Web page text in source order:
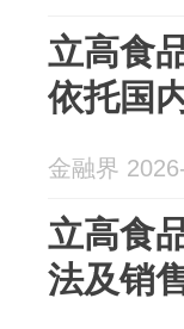
立高食
依托国
金融界
立高食
法及销